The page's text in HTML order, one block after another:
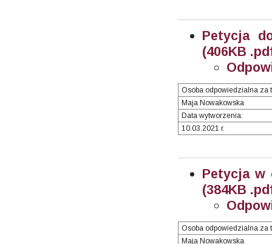
Petycja
(406KB
Osoba odpowiedzialna za
Maja Nowakowska
Data wytworzenia:
10.03.2021 r.
Petycja w
(384KB
Osoba odpowiedzialna za
Maja Nowakowska